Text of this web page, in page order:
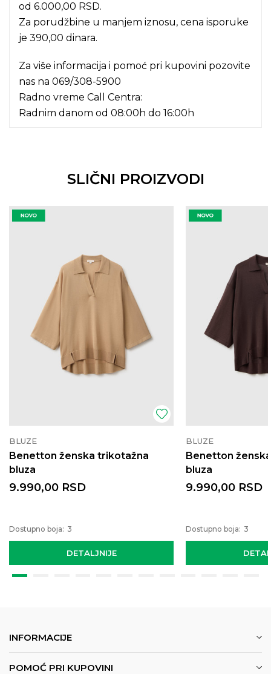
od 6.000,00 RSD.
Za porudžbine u manjem iznosu, cena isporuke
je 390,00 dinara.
Za više informacija i pomoć pri kupovini pozovite
nas na 069/308-5900
Radno vreme Call Centra:
Radnim danom od 08:00h do 16:00h
SLIČNI PROIZVODI
BLUZE
Benetton ženska trikotažna
bluza
DETALJNIJE
9.990,00 RSD
Dostupno boja: 3
BLUZE
Benetton
bluza
9.990,00 RSD
Dostupno boja: 3
INFORMACIJE
POMOĆ PRI KUPOVINI